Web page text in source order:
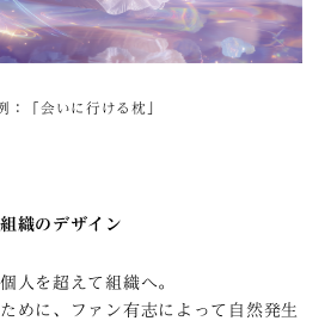
：「会いに行ける枕」
織のデザイン
人を超えて組織へ。
めに、ファン有志によって自然発生